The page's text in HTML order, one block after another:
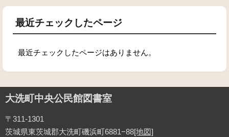
最近チェックしたページ
最近チェックしたページはありません。
大洗町中央公民館図書室
〒311-1301
茨城県東茨城郡大洗町磯浜町6881−88[地図]